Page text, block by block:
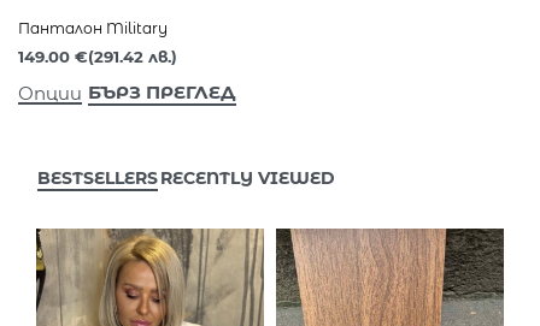
Панталон Military
149.00 €(291.42 лв.)
Опции БЪРЗ ПРЕГЛЕД
BESTSELLERSRECENTLY VIEWED